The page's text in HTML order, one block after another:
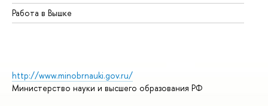
Работа в Вышке
http://www.minobrnauki.gov.ru/
Министерство науки и высшего образования РФ